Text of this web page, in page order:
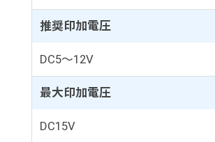
推奨印加電圧
DC5～12V
最大印加電圧
DC15V